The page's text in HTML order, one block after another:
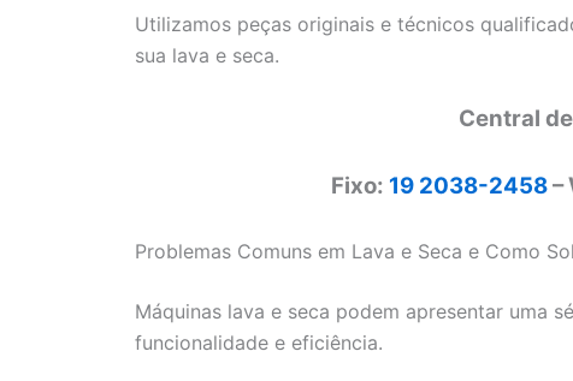
Utilizamos peças originais e técnicos
sua lava e seca.
Central
Fixo: 19 2038-2458–
Problemas Comuns em Lava e Seca e Como
Máquinas lava e seca podem apresentar uma
funcionalidade e eficiência.